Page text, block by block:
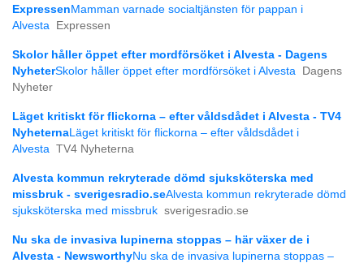
Expressen Mamman varnade socialtjänsten för pappan i
Alvesta
Expressen
Skolor håller öppet efter mordförsöket i Alvesta - Dagens
NyheterSkolor håller öppet efter mordförsöket i Alvesta
Dagens
Nyheter
Läget kritiskt för flickorna – efter våldsdådet i Alvesta - TV4
NyheternaLäget kritiskt för flickorna – efter våldsdådet i
Alvesta TV4 Nyheterna
Alvesta kommun rekryterade dömd sjuksköterska med
missbruk - sverigesradio.seAlvesta kommun rekryterade dömd
sjuksköterska med missbruk sverigesradio.se
Nu ska de invasiva lupinerna stoppas – här växer de i
Alvesta - NewsworthyNu ska de invasiva lupinerna stoppas –